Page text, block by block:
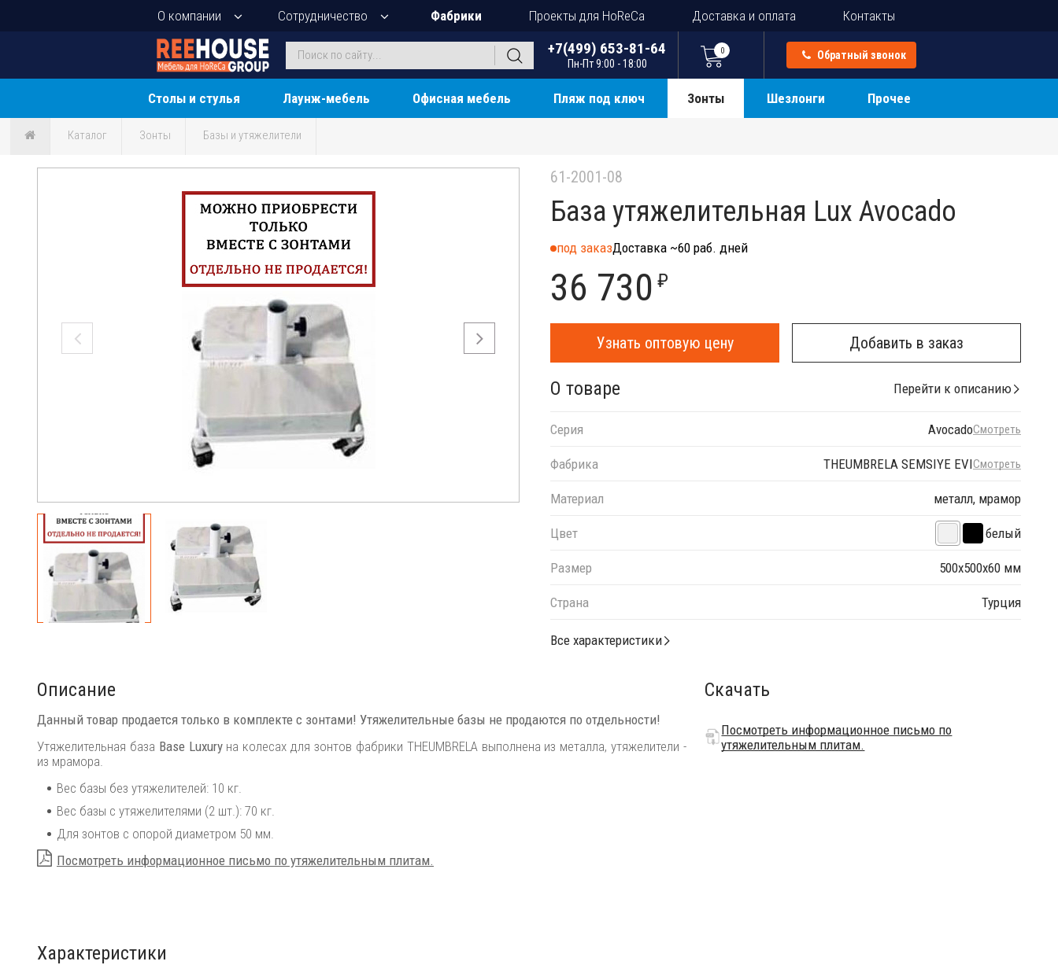
О компании Сотрудничество Фабрики Проекты для HoReCa Доставка и оплата Контакты
+7(499) 653-81-64
Пн-Пт 9:00 - 18:00
0 Обратный звонок
Столы и стулья Лаунж-мебель Офисная мебель Пляж под ключ Зонты Шезлонги Прочее
Каталог Зонты Базы и утяжелители
61-2001-08
База утяжелительная Lux Avocado
под заказДоставка ~60 раб. дней
36 730 ₽
Узнать оптовую цену Добавить в заказ
О товаре Перейти к описанию
Серия AvocadoСмотреть
Фабрика THEUMBRELA SEMSIYE EVIСмотреть
Материал металл, мрамор
Цвет белый
Размер 500х500х60 мм
Страна Турция
Все характеристики
Описание
Данный товар продается только в комплекте с зонтами! Утяжелительные базы не продаются по отдельности!
Утяжелительная база Base Luxuryна колесах для зонтов фабрики THEUMBRELA выполнена из металла, утяжелители -
из мрамора.
Вес базы без утяжелителей: 10 кг.
Вес базы с утяжелителями (2 шт.): 70 кг.
Для зонтов с опорой диаметром 50 мм.
Посмотреть информационное письмо по утяжелительным плитам.
Скачать
Посмотреть информационное письмо по
утяжелительным плитам.
Характеристики